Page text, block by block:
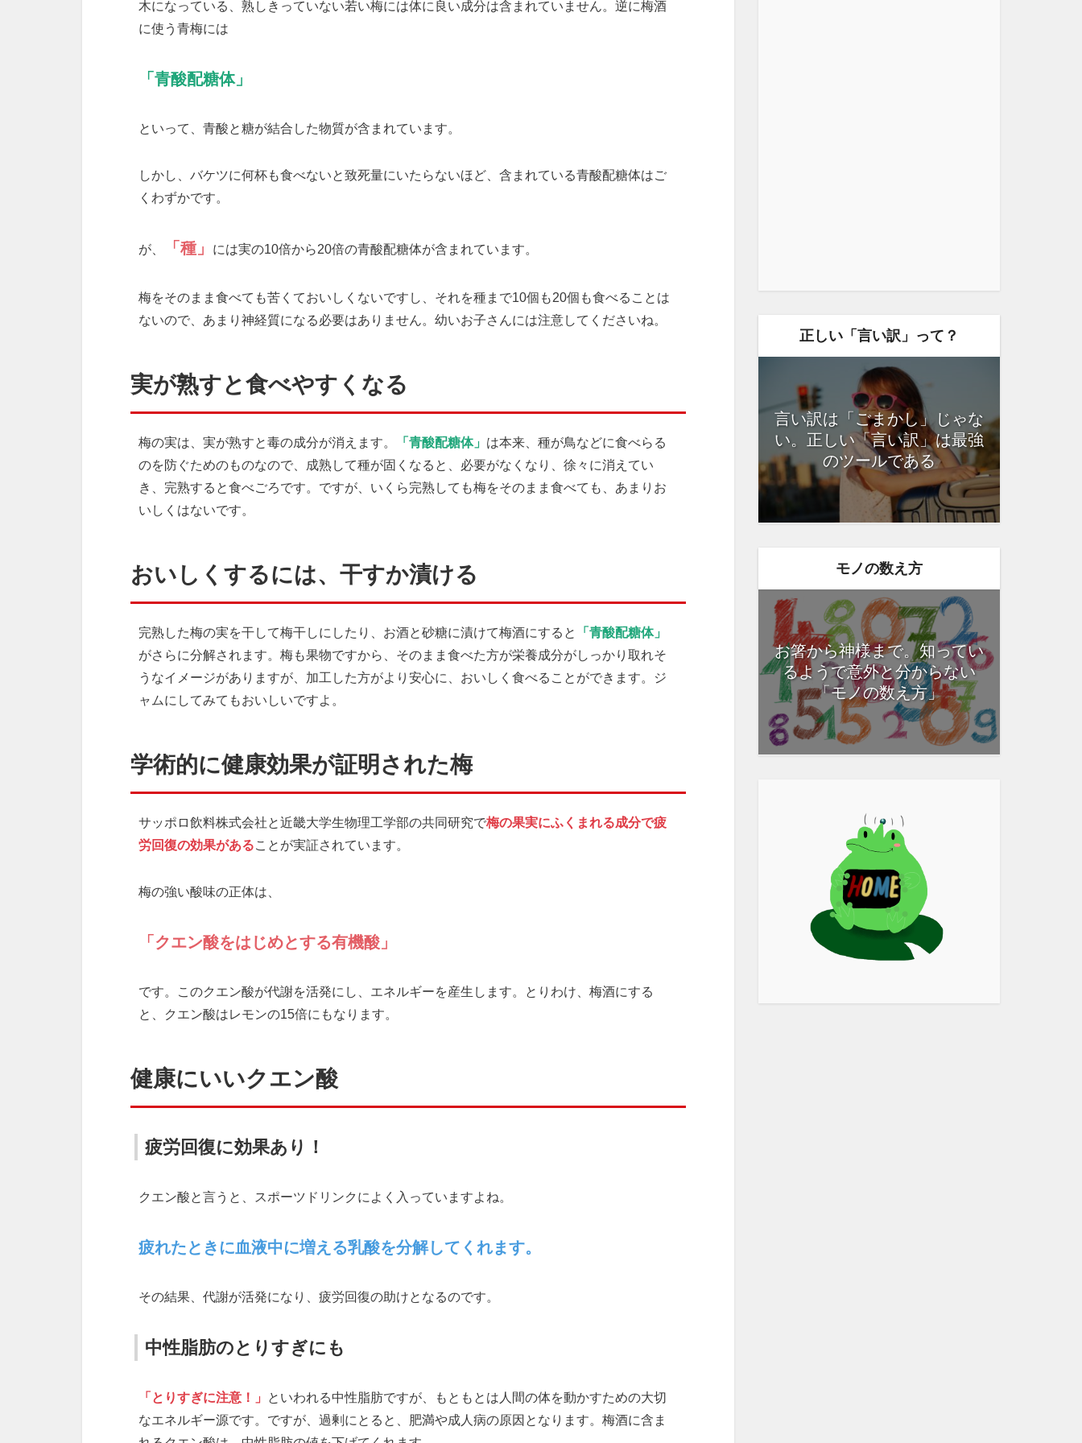
木になっている、熟しきっていない若い梅には体に良い成分は含まれていません。逆に梅酒
に使う青梅には
「青酸配糖体」
といって、青酸と糖が結合した物質が含まれています。
しかし、バケツに何杯も食べないと致死量にいたらないほど、含まれている青酸配糖体はご
くわずかです。
が、 「種」 には実の10倍から20倍の青酸配糖体が含まれています。
梅をそのまま食べても苦くておいしくないですし、それを種まで10個も20個も食べることは
ないので、あまり神経質になる必要はありません。幼いお子さんには注意してくださいね。
実が熟すと食べやすくなる
梅の実は、実が熟すと毒の成分が消えます。 「青酸配糖体」 は本来、種が鳥などに食べらる
のを防ぐためのものなので、成熟して種が固くなると、必要がなくなり、徐々に消えてい
き、完熟すると食べごろです。ですが、いくら完熟しても梅をそのまま食べても、あまりお
いしくはないです。
おいしくするには、干すか漬ける
完熟した梅の実を干して梅干しにしたり、お酒と砂糖に漬けて梅酒にすると
「青酸配糖体」
がさらに分解されます。梅も果物ですから、そのまま食べた方が栄養成分がしっかり取れそ
うなイメージがありますが、加工した方がより安心に、おいしく食べることができます。ジ
ャムにしてみてもおいしいですよ。
学術的に健康効果が証明された梅
サッポロ飲料株式会社と近畿大学生物理工学部の共同研究で梅の果実にふくまれる成分で疲
労回復の効果があることが実証されています。
梅の強い酸味の正体は、
「クエン酸をはじめとする有機酸」
です。このクエン酸が代謝を活発にし、エネルギーを産生します。とりわけ、梅酒にする
と、クエン酸はレモンの15倍にもなります。
健康にいいクエン酸
疲労回復に効果あり！
クエン酸と言うと、スポーツドリンクによく入っていますよね。
疲れたときに血液中に増える乳酸を分解してくれます。
その結果、代謝が活発になり、疲労回復の助けとなるのです。
中性脂肪のとりすぎにも
「とりすぎに注意！」
といわれる中性脂肪ですが、もともとは人間の体を動かすための大切
なエネルギー源です。ですが、過剰にとると、肥満や成人病の原因となります。梅酒に含ま
正しい「言い訳」って？
言い訳は「ごまかし」じゃな
い。正しい「言い訳」は最強
のツールである
モノの数え方
お箸から神様まで。知ってい
るようで意外と分からない
「モノの数え方」